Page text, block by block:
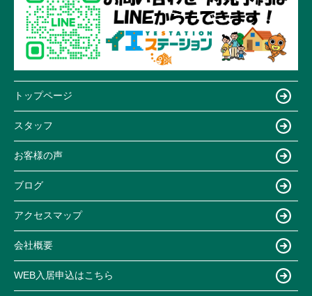
トップページ
スタッフ
お客様の声
ブログ
アクセスマップ
会社概要
WEB入居申込はこちら